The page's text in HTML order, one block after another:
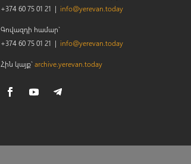
+374 60 75 01 21 | info@yerevan.today
Գովազդի համար`
+374 60 75 01 21 | info@yerevan.today
Հին կայք`archive.yerevan.today